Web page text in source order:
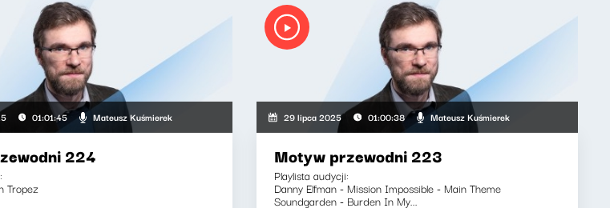
01:01:45 Mateusz Kuśmierek
224
Tropez
29 lipca 2025 01:00:38 Mateusz Kuśmierek
Motyw przewodni 223
Playlista audycji:
Danny Elfman - Mission Impossible - Main Theme
Soundgarden - Burden In My...